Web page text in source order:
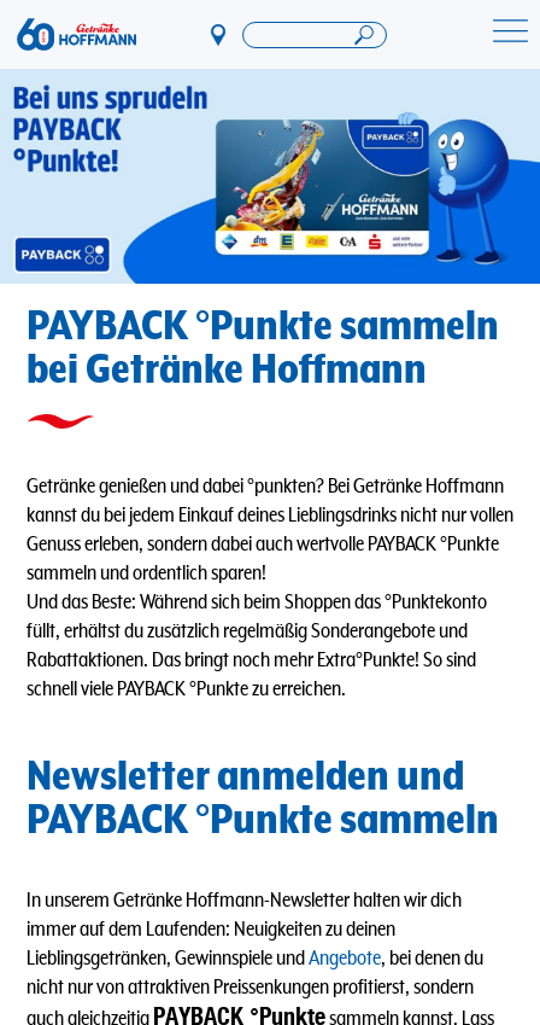
Direkt
zum
Inhalt
Startseite Getränke Hoffmann
PAYBACK °Punkte sammeln
bei Getränke Hoffmann
Getränke genießen und dabei °punkten? Bei Getränke Hoffmann
kannst du bei jedem Einkauf deines Lieblingsdrinks nicht nur vollen
Genuss erleben, sondern dabei auch wertvolle PAYBACK °Punkte
sammeln und ordentlich sparen!
Und das Beste: Während sich beim Shoppen das °Punktekonto
füllt, erhältst du zusätzlich regelmäßig Sonderangebote und
Rabattaktionen. Das bringt noch mehr Extra°Punkte! So sind
schnell viele PAYBACK °Punkte zu erreichen.
Newsletter anmelden und
PAYBACK °Punkte sammeln
In unserem Getränke Hoffmann-Newsletter halten wir dich
immer auf dem Laufenden: Neuigkeiten zu deinen
Lieblingsgetränken, Gewinnspiele undAngebote, bei denen du
nicht nur von attraktiven Preissenkungen profitierst, sondern
auch gleichzeitig PAYBACK °Punktesammeln kannst. Lass